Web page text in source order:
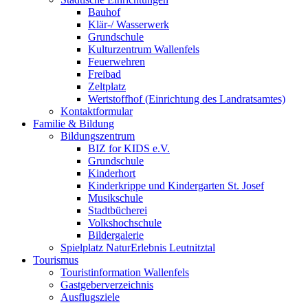
Bauhof
Klär-/ Wasserwerk
Grundschule
Kulturzentrum Wallenfels
Feuerwehren
Freibad
Zeltplatz
Wertstoffhof (Einrichtung des Landratsamtes)
Kontaktformular
Familie & Bildung
Bildungszentrum
BIZ for KIDS e.V.
Grundschule
Kinderhort
Kinderkrippe und Kindergarten St. Josef
Musikschule
Stadtbücherei
Volkshochschule
Bildergalerie
Spielplatz NaturErlebnis Leutnitztal
Tourismus
Touristinformation Wallenfels
Gastgeberverzeichnis
Ausflugsziele